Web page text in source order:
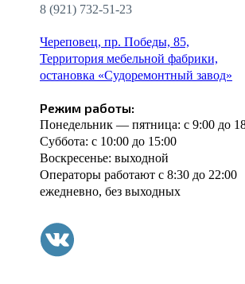
8 (921) 732-51-23
Череповец, пр. Победы, 85,
Территория мебельной фабрики,
остановка «Судоремонтный завод»
Режим работы:
Понедельник — пятница: c 9:00 до
Суббота: с 10:00 до 15:00
Воскресенье: выходной
Операторы работают с 8:30 до 22:00
ежедневно, без выходных